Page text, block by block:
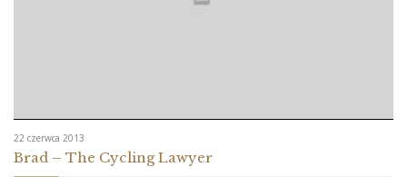
22 czerwca 2013
Brad – The Cycling Lawyer